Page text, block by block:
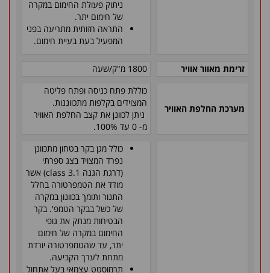
ניתוק פעולת החימום במקרה
של חימום יתר.
התראה חזותית מתריעה בפני
המפעיל בעת בעיית חימום.
זרימת מאוור אוויר 1800 מ"ק/שעה
מערכת החלפת האוויר
כוללת פתח כניסה ופתח פליטה
המצוידים בקלפות מתכווננות.
ניתן לכוונן את קצב החלפת האוויר
מ- 0 עד 100%.
כולל מגן בקר בטחון מתכוונן
נפרד המצויד בצג ספרתי
(דרגת הגנה class 3.1) אשר
מודד את הטמפרטורה בחלל
התנור ותומך בכוונון במקרה
של כשל בבקר הטמפ'. בקר
הבטיחות מנתק את גופי
החימום במקרה של חימום
יתר, עד שהטמפרטורה יורדת
מתחת לערך הקביעה.
תרמוסטט עצמאי בעל אתחול